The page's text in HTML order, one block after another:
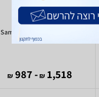
Samsung Odyssey G5 G55C
LS32CG552EMXUE
1,518
₪
- 987
₪